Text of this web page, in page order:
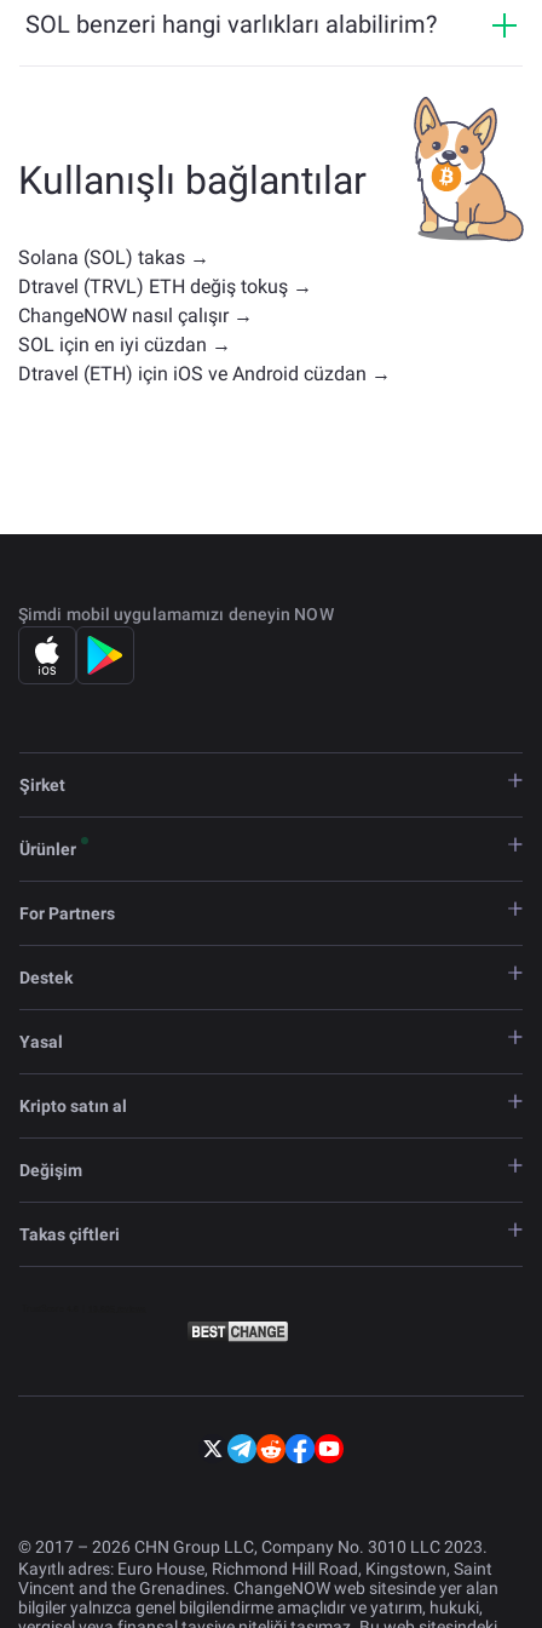
çözümü sunar.
SOL benzeri hangi varlıkları alabilirim?
stablecoin, yardımcı token, yönetişim coin'i veya başka
bir tür olup olmadığı. Yaygın alternatifler, benzer
kullanım durumlarına veya piyasa konumlarına sahip
diğer kripto paralardır. Tüm mevcut varlıklarıana
Kullanışlı bağlantılar
Solana (SOL) takas →
Dtravel (TRVL) ETH değiş tokuş →
ChangeNOW nasıl çalışır →
SOL için en iyi cüzdan →
Dtravel (ETH) için iOS ve Android cüzdan →
Şimdi mobil uygulamamızı deneyin NOW
Şirket
Ürünler
For Partners
Destek
Yasal
Kripto satın al
Değişim
Takas çiftleri
© 2017 – 2026 CHN Group LLC, Company No. 3010 LLC 2023.
Kayıtlı adres: Euro House, Richmond Hill Road, Kingstown, Saint
Vincent and the Grenadines. ChangeNOW web sitesinde yer alan
bilgiler yalnızca genel bilgilendirme amaçlıdır ve yatırım, hukuki,